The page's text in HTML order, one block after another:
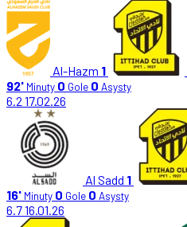
Al-Hazm 1
92' Minuty 0 Gole 0 Asysty
6.2 17.02.26
Al Sadd 1
16' Minuty 0 Gole 0 Asysty
6.716.01.26